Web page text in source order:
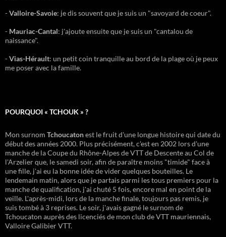
-Valloire-Savoie: je dis souvent que je suis un "savoyard de coeur".
- Mauriac-Cantal: j'ajoute ensuite que je suis un "cantalou de
naissance".
-Vias-Hérault: un petit coin tranquille au bord de la plage où je peux
me poser avec la famille.
POURQUOI « TCHOUK » ?
Mon surnom Tchoucatonest le fruit d'une longue histoire qui date du
début des années 2000. Plus précisément, c'est en 2002 lors d'une
manche de la Coupe du Rhône-Alpes de VTT de Descente au Col de
l'Arzelier que, le samedi soir, afin de paraître moins "timide" face à
une fille, j'ai eu la bonne idée de vider quelques bouteilles. Le
lendemain matin, alors que je partais parmi les tous premiers pour la
manche de qualification, j'ai chuté 5 fois, encore mal en point de la
veille. L'après-midi, lors de la manche finale, toujours pas remis, je
suis tombé à 3 reprises. Le soir, j'avais gagné le surnom de
Tchoucaton auprès des licenciés de mon club de VTT mauriennais,
Valloire Galibier VTT.